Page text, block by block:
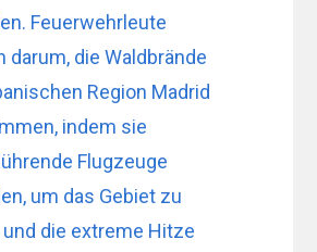
Feuerwehrleute
darum, die Waldbrände
Region Madrid
indem sie
Flugzeuge
um das Gebiet zu
die extreme Hitze